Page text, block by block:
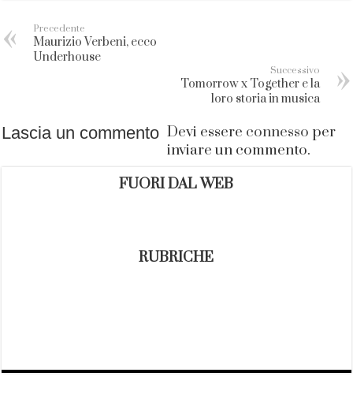
Precedente
Maurizio Verbeni, ecco
Underhouse
Successivo
Tomorrow x Together e la
loro storia in musica
Lascia un commento Devi essere connesso per
inviare un commento.
FUORI DAL WEB
RUBRICHE